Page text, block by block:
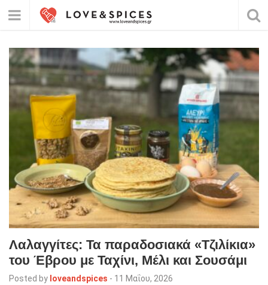
Λαλαγγίτες: Τα παραδοσιακά «Τζιλίκια»
του Έβρου με Ταχίνι, Μέλι και Σουσάμι
Posted by loveandspices - 11 Μαΐου, 2026